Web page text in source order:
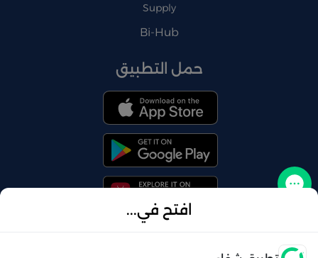
افتح في...
Supply
Bi-Hub
حمل التطبيق
تواصل معنا